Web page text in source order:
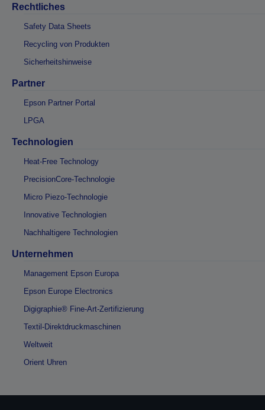
Rechtliches
Safety Data Sheets
Recycling von Produkten
Sicherheitshinweise
Partner
Epson Partner Portal
LPGA
Technologien
Heat-Free Technology
PrecisionCore-Technologie
Micro Piezo-Technologie
Innovative Technologien
Nachhaltigere Technologien
Unternehmen
Management Epson Europa
Epson Europe Electronics
Digigraphie® Fine-Art-Zertifizierung
Textil-Direktdruckmaschinen
Weltweit
Orient Uhren